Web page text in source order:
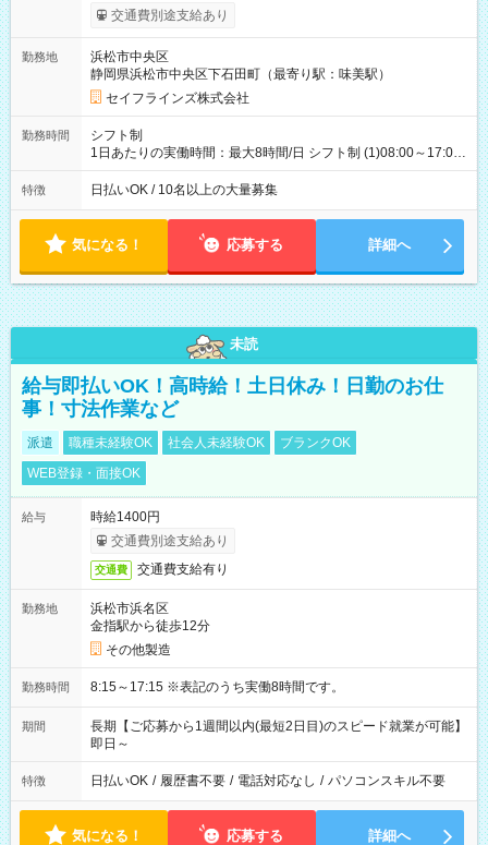
得・勤務成績により随時） ・交通費全額支給（規定あり） ・日
払い・週払い制度あり（規定あり） ・早く勤務が終わっても日
支援あり（費用会社全額負担） ・紹介手当制度あり（最大
130,000円） 【試用期間】試用期間あり 試用期間の長さ：3ヶ月
雇用形態、給与は本採用時と同じです。
交通費別途支給あり
勤務地
浜松市中央区
静岡県浜松市中央区下石田町（最寄り駅：味美駅）
セイフラインズ株式会社
勤務時間
シフト制
1日あたりの実働時間：最大8時間/日 シフト制 (1)08:00～17:00
(2)21:00～06:00
特徴 日払いOK / 10名以上の大量募集
気になる！ 応募する 詳細へ
未読
給与即払いOK！高時給！土日休み！日勤のお仕
事！寸法作業など
派遣 職種未経験OK 社会人未経験OK
ブランクOK
WEB登録・面接OK
給与
時給1400円
交通費別途支給あり
交通費 交通費支給有り
勤務地
浜松市浜名区
金指駅から徒歩12分
その他製造
勤務時間 8:15～17:15 ※表記のうち実働8時間です。
期間
長期【ご応募から1週間以内(最短2日目)のスピード就業が可能】
即日～
特徴 日払いOK / 履歴書不要 / 電話対応なし / パソコンスキル不要
気になる！ 応募する 詳細へ